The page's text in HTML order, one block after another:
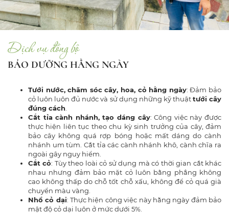
Dịch vụ đồng bộ
BẢO DƯỠNG HẰNG NGÀY
Tưới nước, chăm sóc cây, hoa, cỏ hằng ngày: Đảm bảo
cỏ luôn luôn đủ nước và sử dụng những kỹ thuậttưới cây
đúng cách
Cắt tỉa cành nhánh, tạo dáng cây: Công việc này được
thực hiện liên tục theo chu kỳ sinh trưởng của cây, đảm
bảo cây không quá rợp bóng hoặc mất dáng do cành
nhánh um tùm. Cắt tỉa các cành nhánh khô, cành chĩa ra
ngoài gây nguy hiểm.
Cắt cỏ: Tùy theo loài cỏ sử dụng mà có thời gian cắt khác
nhau nhưng đảm bảo mặt cỏ luôn bằng phẳng không
cao không thấp do chỗ tốt chỗ xấu, không để cỏ quá già
chuyển màu vàng.
Nhổ cỏ dại: Thực hiện công việc này hằng ngày đảm bảo
mật độ cỏ dại luôn ở mức dưới 5%.